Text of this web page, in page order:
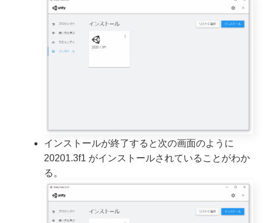
インストールが終了すると次の画面のように
20201.3f1 がインストールされていることがわか
る。